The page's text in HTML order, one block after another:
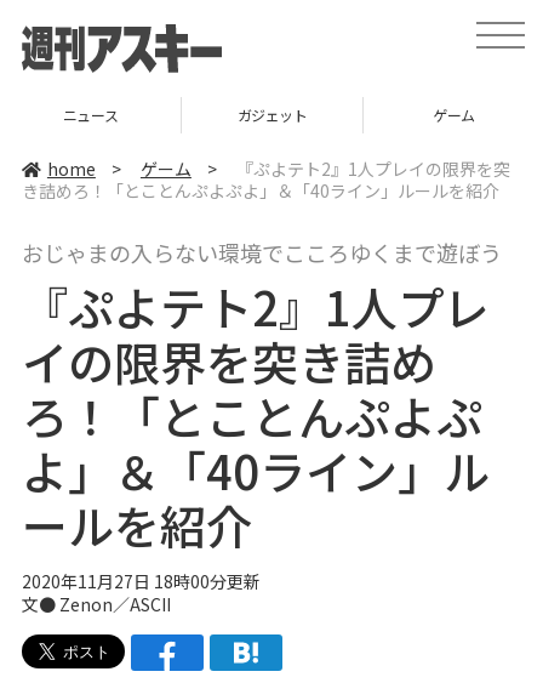
t
o
a
v
i
ニュース ガジェット ゲーム
home > ゲーム >
『ぷよテト2』1人プレイの限界を突
き詰めろ！「とことんぷよぷよ」＆「40ライン」ルールを紹介
おじゃまの入らない環境でこころゆくまで遊ぼう
『ぷよテト2』1人プレ
イの限界を突き詰め
ろ！「とことんぷよぷ
よ」＆「40ライン」ル
ールを紹介
2020年11月27日 18時00分更新
文● Zenon／ASCII